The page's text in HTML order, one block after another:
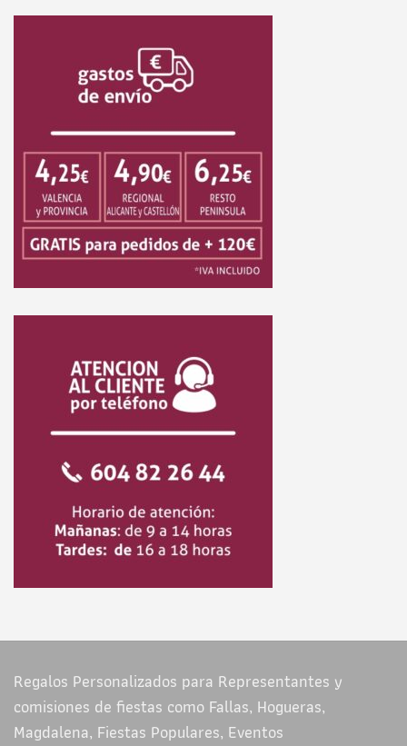
Regalos Personalizados para Representantes y
comisiones de fiestas como Fallas, Hogueras,
Magdalena, Fiestas Populares, Eventos